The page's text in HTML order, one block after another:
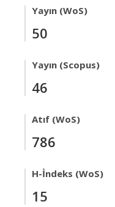
Yayın (WoS)
50
Yayın (Scopus)
46
Atıf (WoS)
786
H-İndeks (WoS)
15